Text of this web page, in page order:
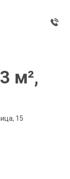
м²,
15